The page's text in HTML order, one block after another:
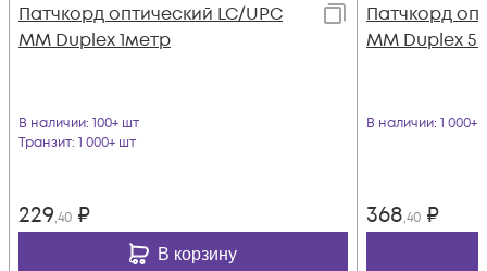
Патчкорд оптический LC/UPC
MM Duplex 1метр
В наличии: 100+ шт
Транзит: 1 000+ шт
229,40 ₽
В корзину
Патчкорд
MM Duplex 5
В наличии: 1 000+
368,40 ₽